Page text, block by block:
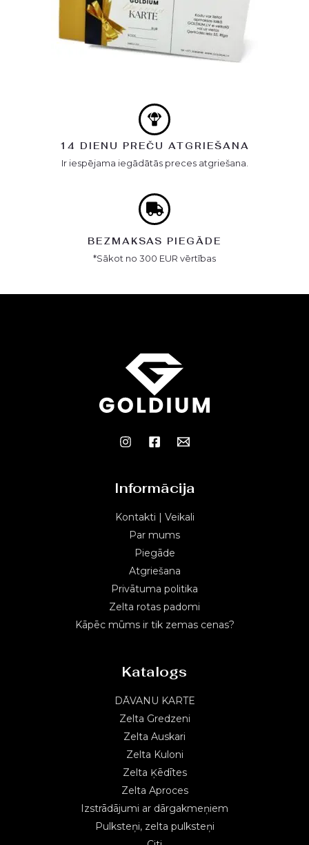
14 DIENU PREČU ATGRIEŠANA
Ir iespējama iegādātās preces atgriešana.
BEZMAKSAS PIEGĀDE
*Sākot no 300 EUR vērtības
Informācija
Kontakti | Veikali
Par mums
Piegāde
Atgriešana
Privātuma politika
Zelta rotas padomi
Kāpēc mūms ir tik zemas cenas?
Katalogs
DĀVANU KARTE
Zelta Gredzeni
Zelta Auskari
Zelta Kuloni
Zelta Ķēdītes
Zelta Aproces
Izstrādājumi ar dārgakmeņiem
Pulksteņi, zelta pulksteņi